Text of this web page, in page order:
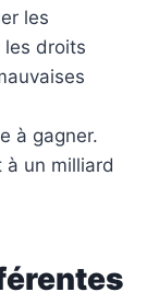
les
les droits
à gagner.
à un milliard